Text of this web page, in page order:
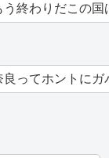
う終わりだこの国
良ってホントにガ